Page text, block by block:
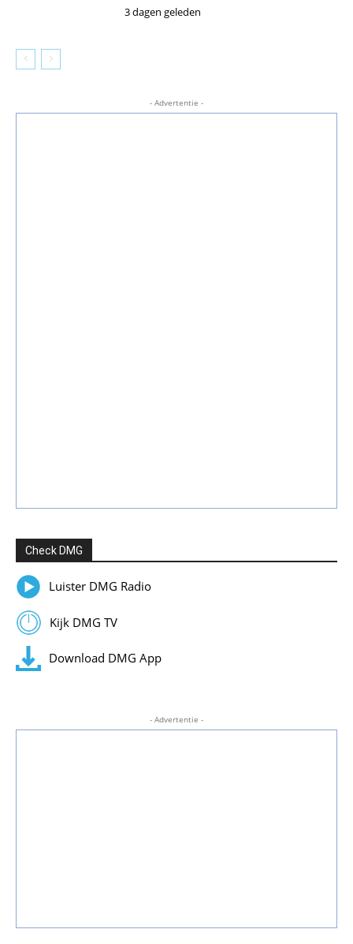
3 dagen geleden
- Advertentie -
Check DMG
Luister DMG Radio
Kijk DMG TV
Download DMG App
- Advertentie -